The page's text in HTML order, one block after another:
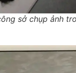
sở chụp ảnh